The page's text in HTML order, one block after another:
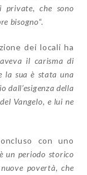
che sono
bisogno“.
dei locali ha
il carisma di
la sua è stata una
dall’esigenza della
Vangelo, e lui ne
con uno
un periodo storico
povertà, che